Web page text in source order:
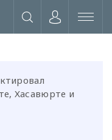
Хасавюрте и